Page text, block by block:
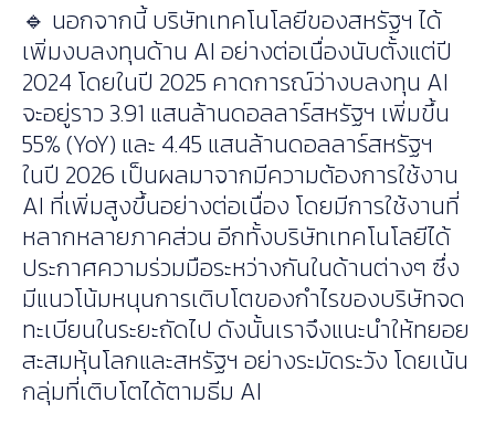
🔹 นอกจากนี้ บริษัทเทคโนโลยีของสหรัฐฯ ได้
เพิ่มงบลงทุนด้าน AI อย่างต่อเนื่องนับตั้งแต่ปี
2024 โดยในปี 2025 คาดการณ์ว่างบลงทุน AI
จะอยู่ราว 3.91 แสนล้านดอลลาร์สหรัฐฯ เพิ่มขึ้น
55% (YoY) และ 4.45 แสนล้านดอลลาร์สหรัฐฯ
ในปี 2026 เป็นผลมาจากมีความต้องการใช้งาน
AI ที่เพิ่มสูงขึ้นอย่างต่อเนื่อง โดยมีการใช้งานที่
หลากหลายภาคส่วน อีกทั้งบริษัทเทคโนโลยีได้
ประกาศความร่วมมือระหว่างกันในด้านต่างๆ ซึ่ง
มีแนวโน้มหนุนการเติบโตของกำไรของบริษัทจด
ทะเบียนในระยะถัดไป ดังนั้นเราจึงแนะนำให้ทยอย
สะสมหุ้นโลกและสหรัฐฯ อย่างระมัดระวัง โดยเน้น
กลุ่มที่เติบโตได้ตามธีม AI